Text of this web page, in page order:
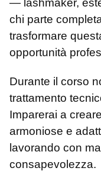
— lashmaker,
chi parte
trasformare
opportunità
Durante il corso
trattamento
Imparerai a
armoniose e
lavorando con
consapevolezza.